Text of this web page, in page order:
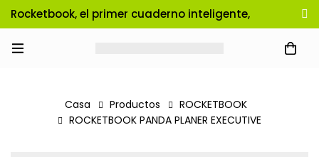
Rocketbook, el primer cuaderno inteligente,
reutilizable e infinito!
Casa Productos
ROCKETBOOK
ROCKETBOOK PANDA PLANER EXECUTIVE